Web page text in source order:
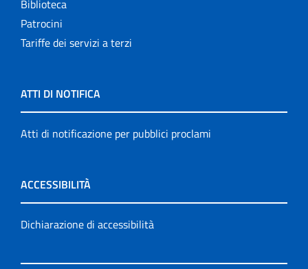
Biblioteca
Patrocini
Tariffe dei servizi a terzi
ATTI DI NOTIFICA
Atti di notificazione per pubblici proclami
ACCESSIBILITÀ
Dichiarazione di accessibilità